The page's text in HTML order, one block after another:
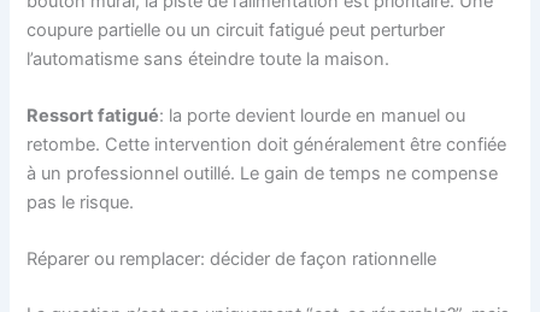
coupure partielle ou un circuit fatigué peut perturber
l’automatisme sans éteindre toute la maison.
Ressort fatigué: la porte devient lourde en manuel ou
retombe. Cette intervention doit généralement être confiée
à un professionnel outillé. Le gain de temps ne compense
pas le risque.
Réparer ou remplacer: décider de façon rationnelle